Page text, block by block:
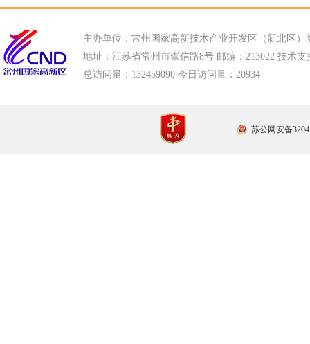
主办单位：常州国家高新技术产业开发区（新北区）
地址：江苏省常州市崇信路8号 邮编：213022 技术支
总访问量： 132459090 今日访问量： 20934
苏公网安备